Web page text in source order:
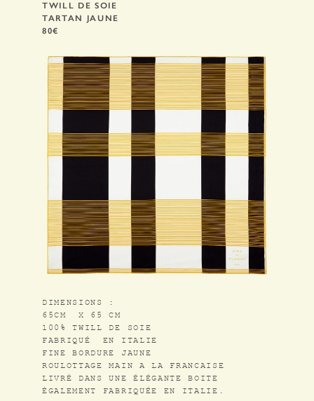
TWILL DE SOIE
TARTAN JAUNE
80€
DIMENSIONS :
65CM X 65 CM
100% TWILL DE SOIE
FABRIQUÉ EN ITALIE
FINE BORDURE JAUNE
ROULOTTAGE MAIN A LA FRANCAISE
LIVRÉ DANS UNE ÉLÉGANTE BOITE
ÉGALEMENT FABRIQUÉE EN ITALIE.
L’ATELIER